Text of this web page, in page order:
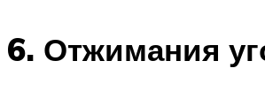
6. Отжимания